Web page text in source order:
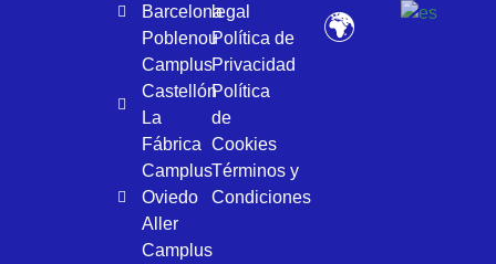
Barcelona
Poblenou
Camplus
Castellón
La
Fábrica
Camplus
Oviedo
Aller
Camplus
legal
Política de
Privacidad
Política
de
Cookies
Términos y
Condiciones
🌍